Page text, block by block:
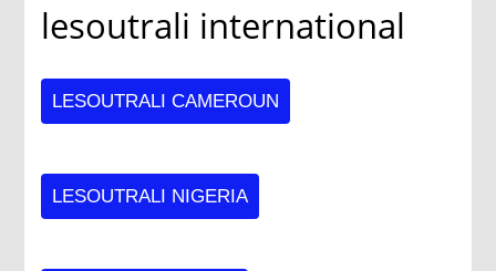
lesoutrali international
LESOUTRALI CAMEROUN
LESOUTRALI NIGERIA